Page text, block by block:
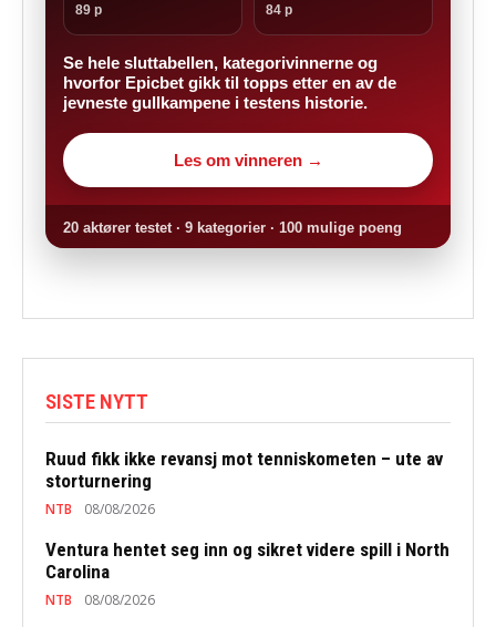
89 p 84 p
Se hele sluttabellen, kategorivinnerne og
hvorfor Epicbet gikk til topps etter en av de
jevneste gullkampene i testens historie.
Les om vinneren →
20 aktører testet · 9 kategorier · 100 mulige poeng
SISTE NYTT
Ruud fikk ikke revansj mot tenniskometen – ute av
storturnering
NTB 08/08/2026
Ventura hentet seg inn og sikret videre spill i North
Carolina
NTB 08/08/2026